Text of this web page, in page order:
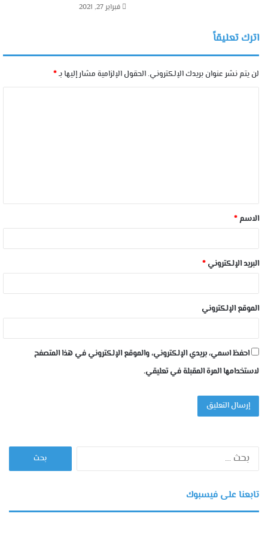
فبراير 27, 2021
اترك تعليقاً
لن يتم نشر عنوان بريدك الإلكتروني.الحقول الإلزامية مشار إليها بـ*
الاسم *
البريد الإلكتروني *
الموقع الإلكتروني
احفظ اسمي، بريدي الإلكتروني، والموقع الإلكتروني في هذا المتصفح
لاستخدامها المرة المقبلة في تعليقي.
البحث
تابعنا على فيسبوك